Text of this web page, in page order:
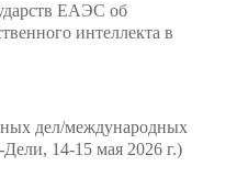
ЕАЭС об
интеллекта в
дел/международных
14-15 мая 2026 г.)